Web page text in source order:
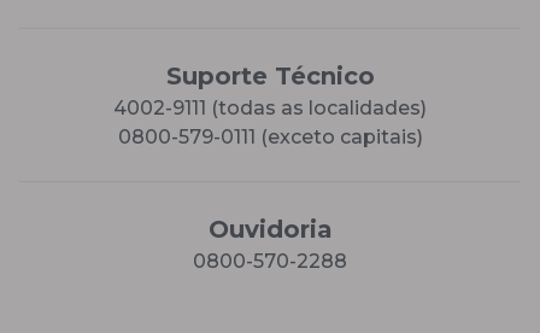
Suporte Técnico
4002-9111 (todas as localidades)
0800-579-0111 (exceto capitais)
Ouvidoria
0800-570-2288